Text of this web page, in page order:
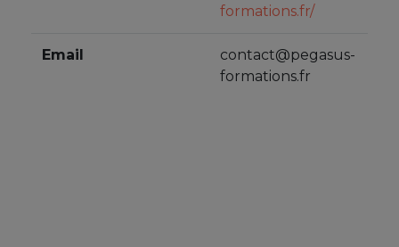
formations.fr/
Email
contact@pegasus-
formations.fr